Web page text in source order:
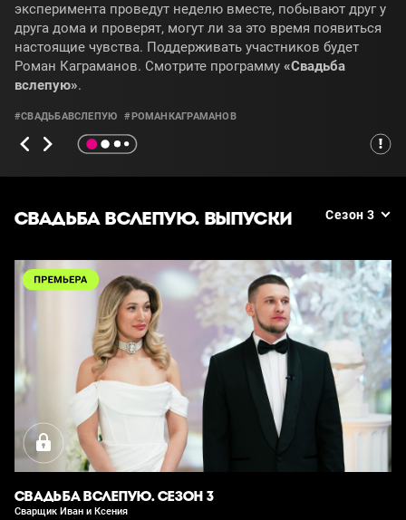
эксперимента проведут неделю вместе, побывают друг у
друга дома и проверят, могут ли за это время появиться
настоящие чувства. Поддерживать участников будет
Роман Каграманов. Смотрите программу «Свадьба
вслепую».
#СВАДЬБАВСЛЕПУЮ #РОМАНКАГРАМАНОВ
СВАДЬБА ВСЛЕПУЮ. ВЫПУСКИ Сезон 3
СВАДЬБА ВСЛЕПУЮ. СЕЗОН 3
Сварщик Иван и Ксения